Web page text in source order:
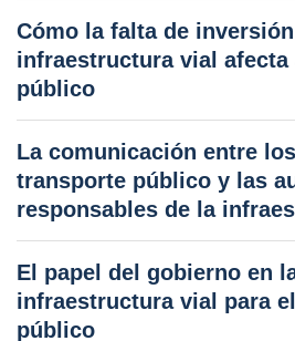
Cómo la falta de
infraestructura vial
público
La comunicación entre
transporte público y las
responsables de la
El papel del gobierno en
infraestructura vial para
público